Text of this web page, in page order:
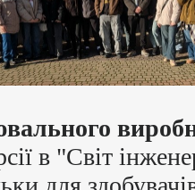
в "Світ